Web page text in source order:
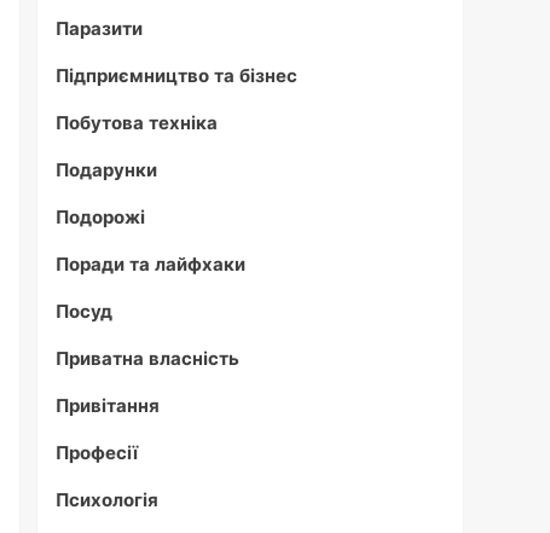
Паразити
Підприємництво та бізнес
Побутова техніка
Подарунки
Подорожі
Поради та лайфхаки
Посуд
Приватна власність
Привітання
Професії
Психологія